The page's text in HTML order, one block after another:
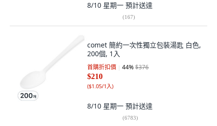
8/10 星期一 預計送達
(167)
comet 簡約一次性獨立包裝湯匙 白色,
200個, 1入
首購折扣價 44%$376
$210
($1.05/1入)
8/10 星期一 預計送達
(6783)